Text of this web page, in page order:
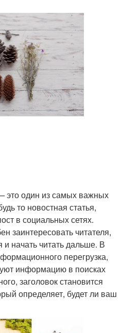
это один из самых важных
то новостная статья,
в социальных сетях.
заинтересовать читателя,
и начать читать дальше. В
перегрузка,
информацию в поисках
заголовок становится
определяет, будет ли ваш